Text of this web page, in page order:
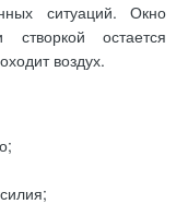
ситуаций. Окно
остается
воздух.